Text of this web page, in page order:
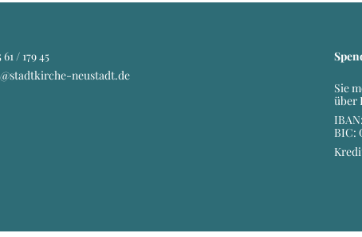
/ 179 45
neustadt.de
Sie
über
BIC: